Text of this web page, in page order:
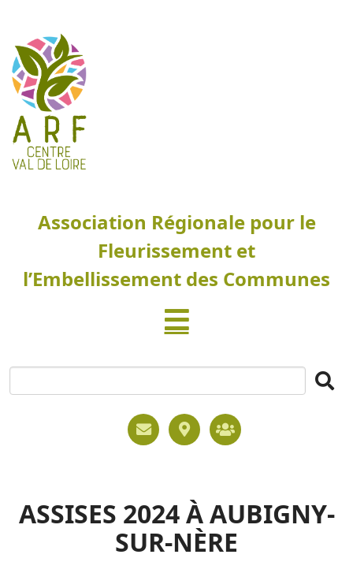
Association Régionale pour le
Fleurissement et
l’Embellissement des Communes
ASSISES 2024 À AUBIGNY-
SUR-NÈRE